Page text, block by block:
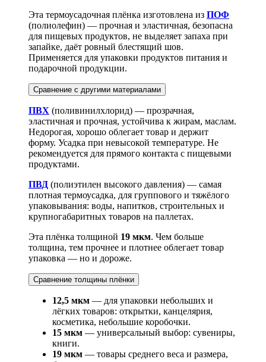
Эта термоусадочная плёнка изготовлена из ПОФ
(полиолефин) — прочная и эластичная, безопасна
для пищевых продуктов, не выделяет запаха при
запайке, даёт ровный блестящий шов.
Применяется для упаковки продуктов питания и
подарочной продукции.
Сравнение с другими материалами
ПВХ (поливинилхлорид) — прозрачная,
эластичная и прочная, устойчива к жирам, маслам.
Недорогая, хорошо облегает товар и держит
форму. Усадка при невысокой температуре. Не
рекомендуется для прямого контакта с пищевыми
продуктами.
ПВД (полиэтилен высокого давления) — самая
плотная термоусадка, для группового и тяжёлого
упаковывания: воды, напитков, строительных и
крупногабаритных товаров на паллетах.
Эта плёнка толщиной 19 мкм. Чем больше
толщина, тем прочнее и плотнее облегает товар
упаковка — но и дороже.
Сравнение толщины плёнки
12,5 мкм — для упаковки небольших и
лёгких товаров: открытки, канцелярия,
косметика, небольшие коробочки.
15 мкм — универсальный выбор: сувениры,
книги.
19 мкм — товары среднего веса и размера,